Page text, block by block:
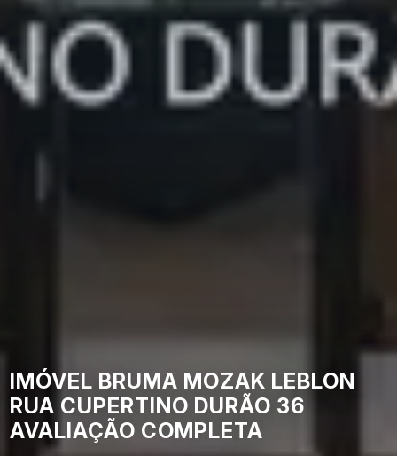
IMÓVEL BRUMA MOZAK LEBLON
RUA CUPERTINO DURÃO 36
AVALIAÇÃO COMPLETA